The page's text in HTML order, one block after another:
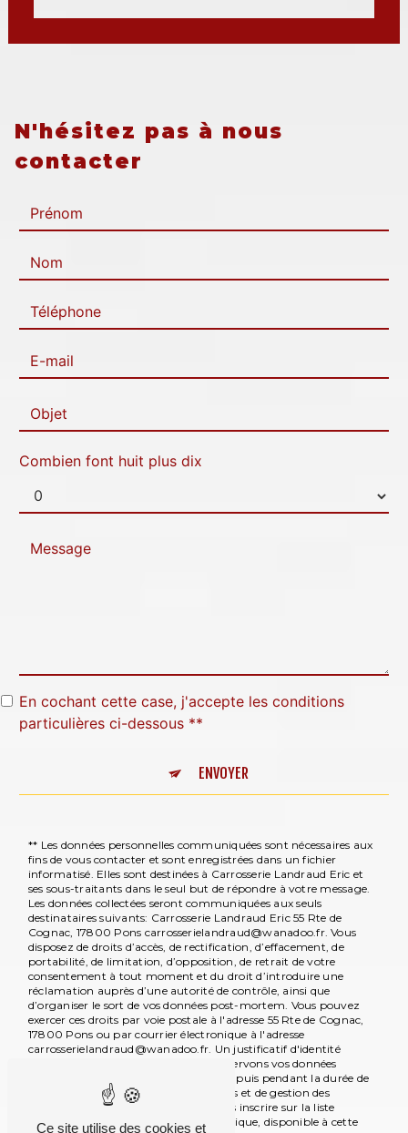
N'hésitez pas à nous
contacter
Combien font huit plus dix
En cochant cette case, j'accepte les conditions
particulières ci-dessous **
ENVOYER
** Les données personnelles communiquées sont nécessaires aux
fins de vous contacter et sont enregistrées dans un fichier
informatisé. Elles sont destinées à Carrosserie Landraud Eric et
ses sous-traitants dans le seul but de répondre à votre message.
Les données collectées seront communiquées aux seuls
destinataires suivants: Carrosserie Landraud Eric 55 Rte de
Cognac, 17800 Pons carrosserielandraud@wanadoo.fr. Vous
disposez de droits d’accès, de rectification, d’effacement, de
portabilité, de limitation, d’opposition, de retrait de votre
consentement à tout moment et du droit d’introduire une
réclamation auprès d’une autorité de contrôle, ainsi que
d’organiser le sort de vos données post-mortem. Vous pouvez
exercer ces droits par voie postale à l'adresse 55 Rte de Cognac,
17800 Pons ou par courrier électronique à l'adresse
carrosserielandraud@wanadoo.fr. Un justificatif d'identité
pourra vous être demandé. Nous conservons vos données
pendant la période de prise de contact puis pendant la durée de
prescription légale aux fins probatoires et de gestion des
contentieux. Vous avez le droit de vous inscrire sur la liste
d'opposition au démarchage téléphonique, disponible à cette
Ce site utilise des cookies et